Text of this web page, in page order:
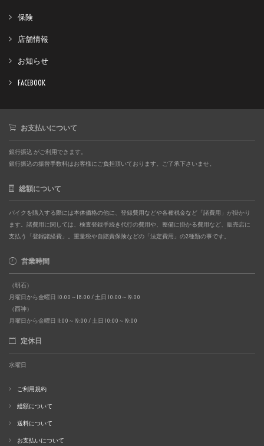
保険
店舗情報
お知らせ
FACEBOOK
お支払いについて
銀行振込 がご利用できます。
銀行振込の振替手数料はお客様にご負担頂いております。ご了承下さいませ。
総額について
バイクを購入する際には本体価格の他に、登録費用などや各種税金など「諸費用」が掛かり
ます。諸費用に関しては、検査登録手続き代行の費用や、整備に掛かる費用など、販売店に
支払う「登録諸経費」。重量税や自賠責保険などの「法定費用」の2種類の事です。
営業時間
（明石）
月曜日から金曜日 10:00～18:00 / 土日 10:00～19:00
（西神）
月曜日から金曜日 11:00～19:00 / 土日 10:00～19:00
定休日
水曜日
ご利用規約
総額について
送料について
お支払いについて